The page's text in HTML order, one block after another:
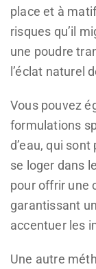
place et à
risques qu’il
une poudre
l’éclat naturel
Vous pouvez
formulations
d’eau, qui
se loger dans
pour offrir une
garantissant
accentuer les
Une autre